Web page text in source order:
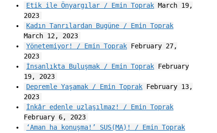
Etik ile Önyargılar / Emin Toprak March 19,
2023
Kadın Tanrılardan Bugüne / Emin Toprak
March 12, 2023
Yönetemiyor! / Emin Toprak February 27,
2023
İnsanlıkta Buluşmak / Emin Toprak February
19, 2023
Depremle Yaşamak / Emin Toprak February 13,
2023
İnkâr edenle uzlaşılmaz! / Emin Toprak
February 6, 2023
‘Aman ha konuşma!’ SUS(MA)! / Emin Toprak